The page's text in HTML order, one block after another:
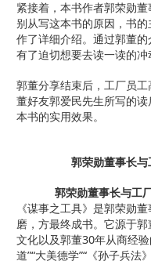
紧接着，本书作者郭荣勋
别从写这本书的原因，书
作了详细介绍。通过郭董
有了迫切想要去读一读的冲
郭董分享结束后，工厂员
董好友郭爱民先生所写的
本书的实用效果。
郭荣勋董事长
郭荣勋董事长与工
《谋事之工具》是郭荣勋
磨，方最终成书。它源于
文化以及郭董30年从商经
道”“大美德学”“《孙子兵法